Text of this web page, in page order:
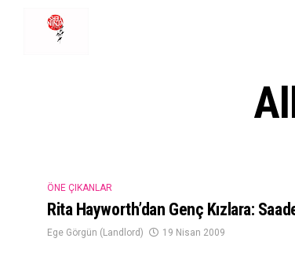
ÖNE ÇIKANLAR
Rita Hayworth’dan Genç Kızlara:
Ege Görgün (Landlord) 19 Nisan 2009